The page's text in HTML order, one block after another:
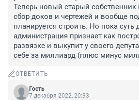
Теперь новый старый собственник
сбор доков и чертежей и вообще
планируется строить. Но пока суть
администрация признает как
развязке и выкупит у своего
себе за миллиард (плюс минус
ОТВЕТИТЬ
Гость
7 декабря 2022, 20:33